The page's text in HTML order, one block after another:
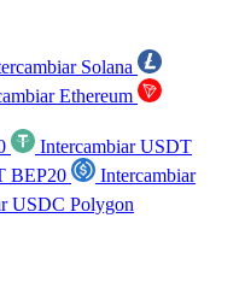
Solana
Ethereum
Intercambiar USDT
BEP20
Intercambiar
USDC Polygon